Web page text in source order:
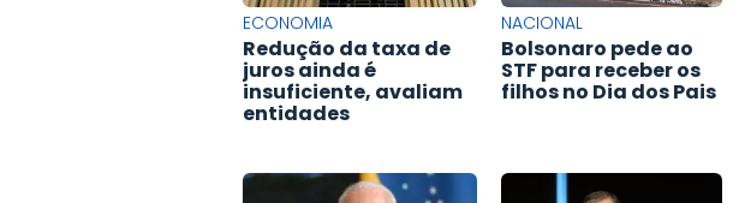
ECONOMIA
Redução da taxa de
juros ainda é
insuficiente, avaliam
entidades
NACIONAL
Bolsonaro pede ao
STF para receber os
filhos no Dia dos Pais